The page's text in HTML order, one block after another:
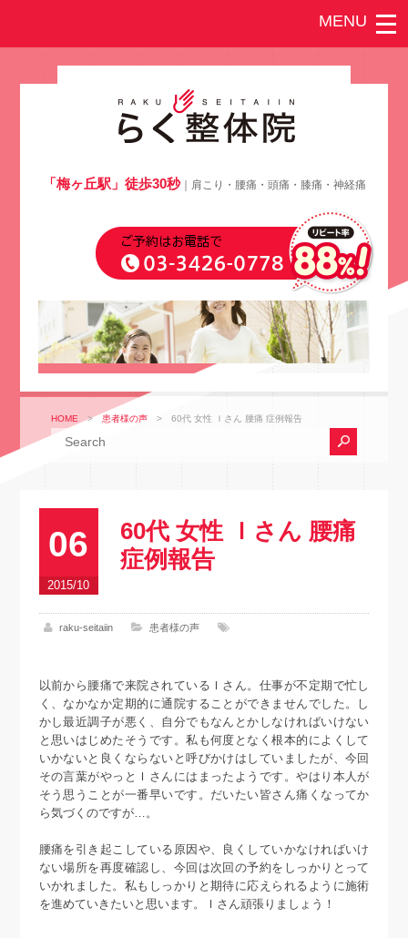
「梅ヶ丘駅」徒歩30秒｜肩こり・腰痛・頭痛・膝痛・神経痛
HOME > 患者様の声 >60代 女性 Ｉさん 腰痛 症例報告
06
2015/10
60代 女性 Ｉさん 腰痛
症例報告
raku-seitaiin 患者様の声
以前から腰痛で来院されているＩさん。仕事が不定期で忙し
く、なかなか定期的に通院することができませんでした。し
かし最近調子が悪く、自分でもなんとかしなければいけない
と思いはじめたそうです。私も何度となく根本的によくして
いかないと良くならないと呼びかけはしていましたが、今回
その言葉がやっとＩさんにはまったようです。やはり本人が
そう思うことが一番早いです。だいたい皆さん痛くなってか
ら気づくのですが…。
腰痛を引き起こしている原因や、良くしていかなければいけ
ない場所を再度確認し、今回は次回の予約をしっかりとって
いかれました。私もしっかりと期待に応えられるように施術
を進めていきたいと思います。Ｉさん頑張りましょう！